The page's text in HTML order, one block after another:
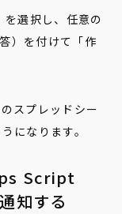
を選択し、任意の
）を付けて「作
スプレッドシー
になります。
Script
知する